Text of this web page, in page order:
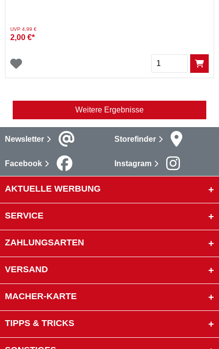
Preis reduziert von
UVP 4,99 €auf
2,00 €*
Menge
Weitere Ergebnisse
Newsletter Storefinder
Facebook Instagram
AKTUELLE WERBUNG
SERVICE
ZAHLUNGSARTEN
VERSAND
MACHER-KARTE
TIPPS & TRICKS